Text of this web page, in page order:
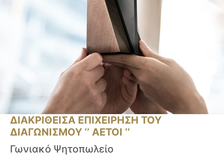
ΔΙΑΚΡΙΘΕΙΣΑ ΕΠΙΧΕΙΡΗΣΗ ΤΟΥ
ΔΙΑΓΩΝΙΣΜΟΥ ‘’ ΑΕΤΟΙ ‘’
Γωνιακό Ψητοπωλείο